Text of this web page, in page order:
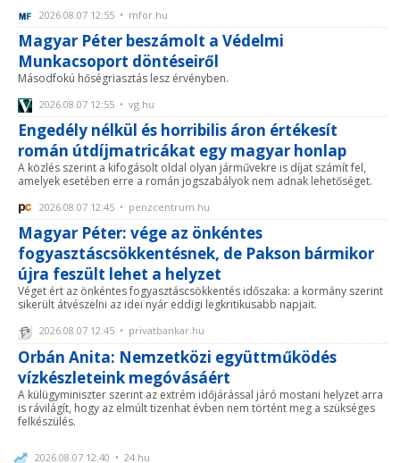
2026.08.07 12:55 • mfor.hu
Magyar Péter beszámolt a Védelmi
Munkacsoport döntéseiről
Másodfokú hőségriasztás lesz érvényben.
2026.08.07 12:55 • vg.hu
Engedély nélkül és horribilis áron értékesít
román útdíjmatricákat egy magyar honlap
A közlés szerint a kifogásolt oldal olyan járművekre is díjat számít fel,
amelyek esetében erre a román jogszabályok nem adnak lehetőséget.
2026.08.07 12:45 • penzcentrum.hu
Magyar Péter: vége az önkéntes
fogyasztáscsökkentésnek, de Pakson bármikor
újra feszült lehet a helyzet
Véget ért az önkéntes fogyasztáscsökkentés időszaka: a kormány szerint
sikerült átvészelni az idei nyár eddigi legkritikusabb napjait.
2026.08.07 12:45 • privatbankar.hu
Orbán Anita: Nemzetközi együttműködés
vízkészleteink megóvásáért
A külügyminiszter szerint az extrém időjárással járó mostani helyzet arra
is rávilágít, hogy az elmúlt tizenhat évben nem történt meg a szükséges
felkészülés.
2026.08.07 12:40 • 24.hu